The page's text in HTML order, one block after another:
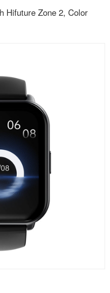
Hifuture Zone 2, Color